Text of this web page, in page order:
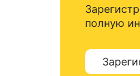
полную